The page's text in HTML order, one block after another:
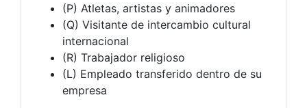
(P) Atletas, artistas y animadores
(Q) Visitante de intercambio cultural
internacional
(R) Trabajador religioso
(L) Empleado transferido dentro de su
empresa